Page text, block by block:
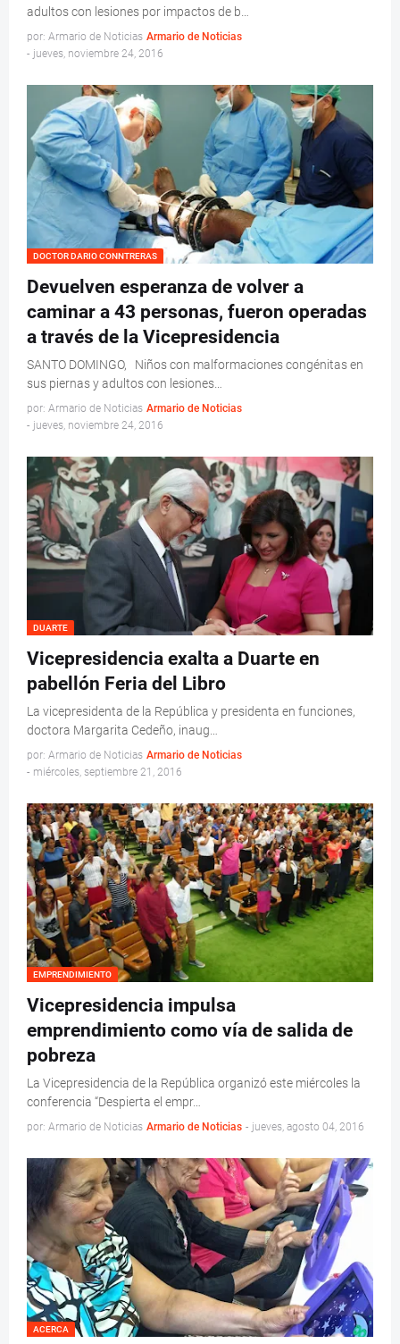
adultos con lesiones por impactos de b…
por: Armario de Noticias Armario de Noticias
- jueves, noviembre 24, 2016
DOCTOR DARIO CONNTRERAS
Devuelven esperanza de volver a
caminar a 43 personas, fueron operadas
a través de la Vicepresidencia
SANTO DOMINGO, Niños con malformaciones congénitas en
sus piernas y adultos con lesiones…
por: Armario de Noticias Armario de Noticias
- jueves, noviembre 24, 2016
DUARTE
Vicepresidencia exalta a Duarte en
pabellón Feria del Libro
La vicepresidenta de la República y presidenta en funciones,
doctora Margarita Cedeño, inaug…
por: Armario de Noticias Armario de Noticias
- miércoles, septiembre 21, 2016
EMPRENDIMIENTO
Vicepresidencia impulsa
emprendimiento como vía de salida de
pobreza
La Vicepresidencia de la República organizó este miércoles la
conferencia “Despierta el empr…
por: Armario de Noticias Armario de Noticias - jueves, agosto 04, 2016
ACERCA